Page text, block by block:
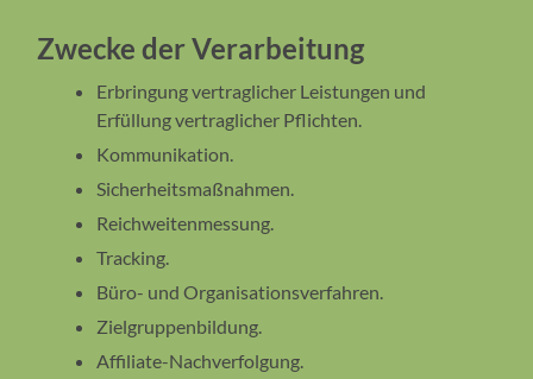
Zwecke der Verarbeitung
Erbringung vertraglicher Leistungen und
Erfüllung vertraglicher Pflichten.
Kommunikation.
Sicherheitsmaßnahmen.
Reichweitenmessung.
Tracking.
Büro- und Organisationsverfahren.
Zielgruppenbildung.
Affiliate-Nachverfolgung.